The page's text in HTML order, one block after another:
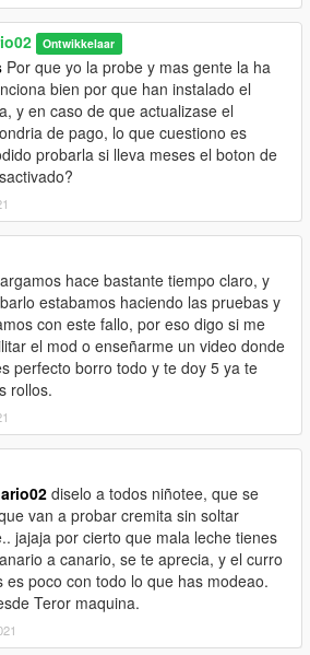
Ontwikkelaar
Por que yo la probe y mas gente la ha
bien por que han instalado el
y en caso de que actualizase el
de pago, lo que cuestiono es
probarla si lleva meses el boton de
hace bastante tiempo claro, y
estabamos haciendo las pruebas y
con este fallo, por eso digo si me
el mod o enseñarme un video donde
perfecto borro todo y te doy 5 ya te
rollos.
diselo a todos niñotee, que se
van a probar cremita sin soltar
jajaja por cierto que mala leche tienes
a canario, se te aprecia, y el curro
es poco con todo lo que has modeao.
Teror maquina.